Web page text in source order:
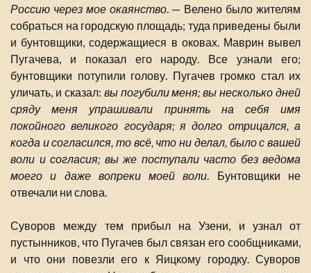
Россию через мое окаянство. — Велено было жителям
собраться на городскую площадь; туда приведены были
и бунтовщики, содержащиеся в оковах. Маврин вывел
Пугачева, и показал его народу. Все узнали его;
бунтовщики потупили голову. Пугачев громко стал их
уличать, и сказал: вы погубили меня; вы несколько дней
сряду меня упрашивали принять на себя имя
покойного великого государя; я долго отрицался, а
когда и согласился, то всё, что ни делал, было с вашей
воли и согласия; вы же поступали часто без ведома
моего и даже вопреки моей воли. Бунтовщики не
отвечали ни слова.
Суворов между тем прибыл на Узени, и узнал от
пустынников, что Пугачев был связан его сообщниками,
и что они повезли его к Яицкому городку. Суворов